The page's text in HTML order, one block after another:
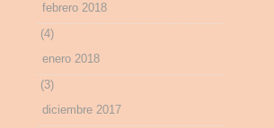
febrero 2018
(4)
enero 2018
(3)
diciembre 2017